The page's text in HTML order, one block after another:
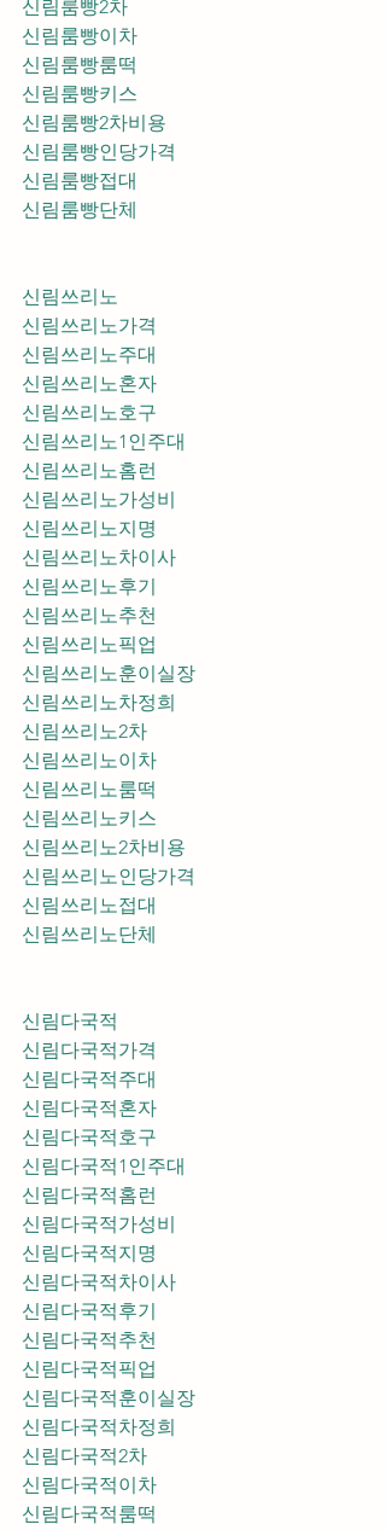
신림룸빵2차
신림룸빵이차
신림룸빵룸떡
신림룸빵키스
신림룸빵2차비용
신림룸빵인당가격
신림룸빵접대
신림룸빵단체
신림쓰리노
신림쓰리노가격
신림쓰리노주대
신림쓰리노혼자
신림쓰리노호구
신림쓰리노1인주대
신림쓰리노홈런
신림쓰리노가성비
신림쓰리노지명
신림쓰리노차이사
신림쓰리노후기
신림쓰리노추천
신림쓰리노훈이실장
신림쓰리노차정희
신림쓰리노2차
신림쓰리노이차
신림쓰리노룸떡
신림쓰리노키스
신림쓰리노2차비용
신림쓰리노인당가격
신림쓰리노접대
신림쓰리노단체
신림다국적
신림다국적가격
신림다국적주대
신림다국적혼자
신림다국적호구
신림다국적1인주대
신림다국적홈런
신림다국적가성비
신림다국적지명
신림다국적차이사
신림다국적후기
신림다국적추천
신림다국적훈이실장
신림다국적차정희
신림다국적2차
신림다국적이차
신림다국적룸떡